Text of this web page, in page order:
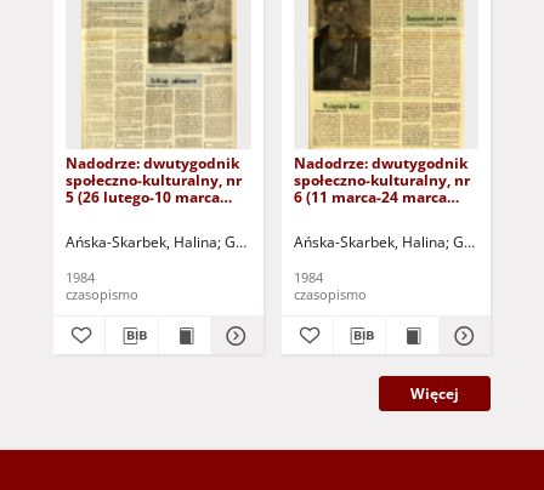
Nadodrze: dwutygodnik
społeczno-kulturalny, nr
5 (26 lutego-10 marca
Ańska-Skarbek, Halina Grabowska, Lucyna Grochomalski, Piotr
1984
czasopismo
Nadodrze: dwutygodnik
społeczno-kulturalny, nr
6 (11 marca-24 marca
Ańska-Skarbek, Halina Grabowska,
1984
czasopismo
Więcej